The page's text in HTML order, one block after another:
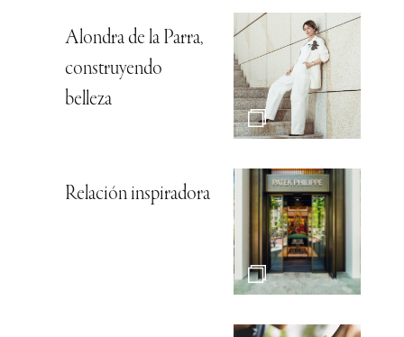
Alondra de la Parra,
construyendo
belleza
Relación inspiradora